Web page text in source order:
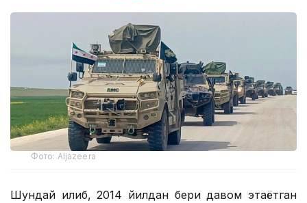
Фото: Aljazeera
Шундай қилиб, 2014 йилдан бери давом этаётган